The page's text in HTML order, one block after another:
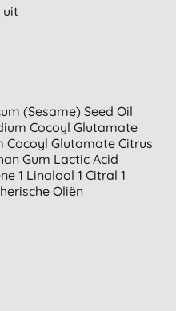
uit
(sesame) Seed Oil
Cocoyl Glutamate
Cocoyl Glutamate Citrus
Gum Lactic Acid
1 Linalool 1 Citral 1
Oliën